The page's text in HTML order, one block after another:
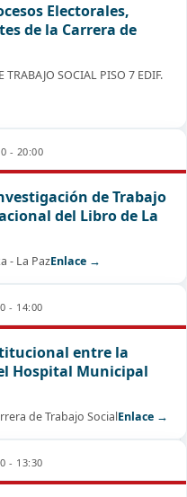
Electorales,
de la Carrera de
TRABAJO SOCIAL PISO 7 EDIF.
- 20:00
de Trabajo
del Libro de La
- La PazEnlace →
- 14:00
entre la
Hospital Municipal
de Trabajo SocialEnlace →
- 13:30